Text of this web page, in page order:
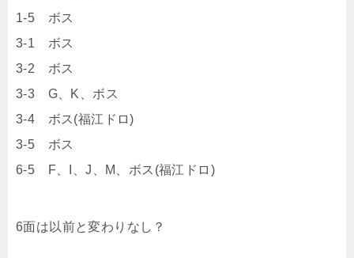
1-5 ボス
3-1 ボス
3-2 ボス
3-3 G、K、ボス
3-4 ボス(福江ドロ)
3-5 ボス
6-5 F、I、J、M、ボス(福江ドロ)
6面は以前と変わりなし？